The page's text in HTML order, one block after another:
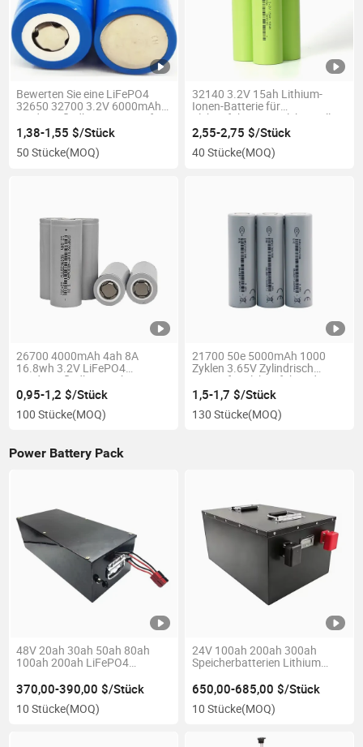
Bewerten Sie eine LiFePO4
32650 32700 3.2V 6000mAh
wiederaufladbare Batterie für
Solarlicht wiederaufladbare
Batterie
1,38-1,55 $/Stück
50 Stücke(MOQ)
32140 3.2V 15ah Lithium-
Ionen-Batterie für
Elektrofahrzeuge Elektroroller
Batterie
2,55-2,75 $/Stück
40 Stücke(MOQ)
26700 4000mAh 4ah 8A
16.8wh 3.2V LiFePO4
Wiederaufladbare Lithium-
Ionen-Batterien für E-Bike-
Batteriepack
0,95-1,2 $/Stück
100 Stücke(MOQ)
21700 50e 5000mAh 1000
Zyklen 3.65V Zylindrisch
21700 für Elektrofahrräder
Stromstation Originalhersteller
A-Grad Batterie
1,5-1,7 $/Stück
130 Stücke(MOQ)
Power Battery Pack
48V 20ah 30ah 50ah 80ah
100ah 200ah LiFePO4
Roller, E-Bike und elektrischen
Golfwagen
370,00-390,00 $/Stück
10 Stücke(MOQ)
24V 100ah 200ah 300ah
Speicherbatterien Lithium
LiFePO4 Batterie 24 V 200 Ah
650,00-685,00 $/Stück
10 Stücke(MOQ)